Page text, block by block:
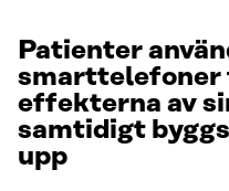
Patienter
smarttelefoner
effekterna av
samtidigt
upp